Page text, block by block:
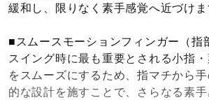
緩和し、限りなく素手感覚へ近づけま
■スムースモーションフィンガー（指
スイング時に最も重要とされる小指
をスムーズにするため、指マチから
的な設計を施すことで、さらなる素